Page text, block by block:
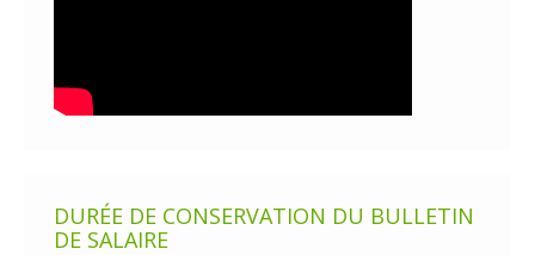
DURÉE DE CONSERVATION DU BULLETIN
DE SALAIRE